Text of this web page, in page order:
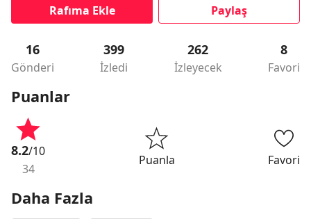
Rafıma Ekle Paylaş
16
Gönderi
399
İzledi
262
İzleyecek
8
Favori
Puanlar
8.2/10
34
Puanla Favori
Daha Fazla